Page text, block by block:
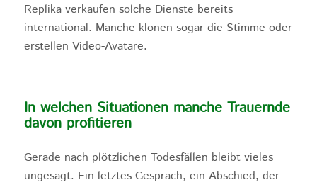
Replika verkaufen solche Dienste bereits
international. Manche klonen sogar die Stimme oder
erstellen Video-Avatare.
In welchen Situationen manche Trauernde
davon profitieren
Gerade nach plötzlichen Todesfällen bleibt vieles
ungesagt. Ein letztes Gespräch, ein Abschied, der